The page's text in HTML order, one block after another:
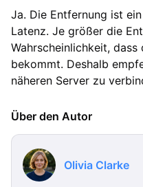
Ja. Die Entfernung ist
Latenz. Je größer die
Wahrscheinlichkeit,
bekommt. Deshalb
näheren Server zu
Über den Autor
Olivia Clarke